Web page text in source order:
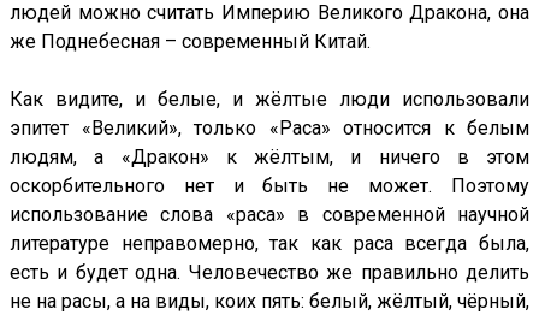
людей можно считать Империю Великого Дракона, она
же Поднебесная – современный Китай.
Как видите, и белые, и жёлтые люди использовали
эпитет «Великий», только «Раса» относится к белым
людям, а «Дракон» к жёлтым, и ничего в этом
оскорбительного нет и быть не может. Поэтому
использование слова «раса» в современной научной
литературе неправомерно, так как раса всегда была,
есть и будет одна. Человечество же правильно делить
не на расы, а на виды, коих пять: белый, жёлтый, чёрный,